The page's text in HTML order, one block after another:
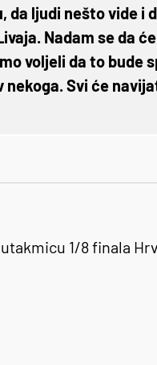
da ljudi nešto vide i
Nadam se da
voljeli da to bude
Svi će
1/8 finala